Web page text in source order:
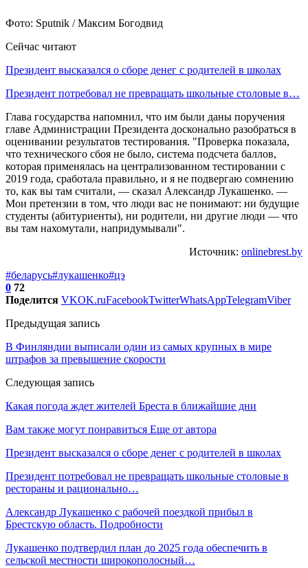
Фото: Sputnik / Максим Богодвид
Сейчас читают
Президент высказался о сборе денег с родителей в школах
Президент потребовал не превращать школьные столовые в…
Глава государства напомнил, что им были даны поручения
главе Администрации Президента досконально разобраться в
оценивании результатов тестирования. "Проверка показала,
что технического сбоя не было, система подсчета баллов,
которая применялась на централизованном тестировании с
2019 года, сработала правильно, и я не подвергаю сомнению
то, как вы там считали, — сказал Александр Лукашенко. —
Мои претензии в том, что люди вас не понимают: ни будущие
студенты (абитуриенты), ни родители, ни другие люди — что
вы там нахомутали, напридумывали".
Источник: onlinebrest.by
#беларусь#лукашенко#цэ
0 72
Поделится VKOK.ruFacebookTwitterWhatsAppTelegramViber
Предыдущая запись
В Финляндии выписали один из самых крупных в мире
штрафов за превышение скорости
Следующая запись
Какая погода ждет жителей Бреста в ближайшие дни
Вам также могут понравиться Еще от автора
Президент высказался о сборе денег с родителей в школах
Президент потребовал не превращать школьные столовые в
рестораны и рационально…
Александр Лукашенко с рабочей поездкой прибыл в
Брестскую область. Подробности
Лукашенко подтвердил план до 2025 года обеспечить в
сельской местности широкополосный…